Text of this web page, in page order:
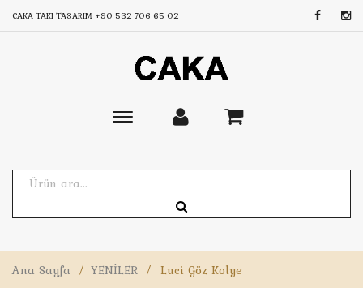
CAKA TAKI TASARIM +90 532 706 65 02
Toggle
Ana Sayfa / YENİLER / Luci Göz Kolye